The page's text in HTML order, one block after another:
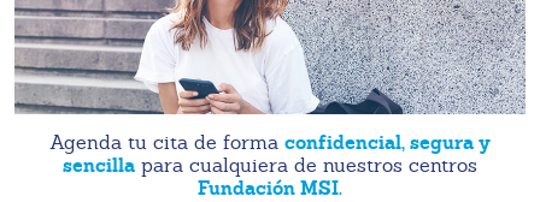
Agenda tu cita de forma confidencial, segura y
sencilla para cualquiera de nuestros centros
Fundación MSI.